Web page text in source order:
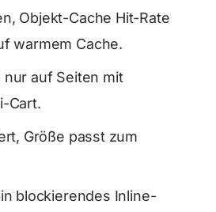
Objekt-Cache Hit-Rate
warmem Cache.
nur auf Seiten mit
Cart.
Größe passt zum
blockierendes Inline-